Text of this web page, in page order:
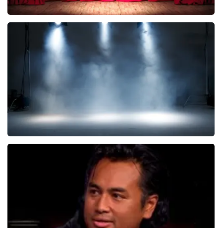
Job Knoester
KOOP TICKETS
reviews
KOOP TICKETS